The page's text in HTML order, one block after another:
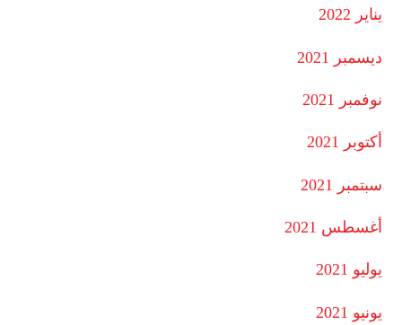
يناير 2022
ديسمبر 2021
نوفمبر 2021
أكتوبر 2021
سبتمبر 2021
أغسطس 2021
يوليو 2021
يونيو 2021